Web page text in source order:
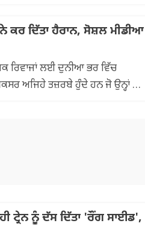
ਕਰ ਦਿੱਤਾ ਹੈਰਾਨ, ਸੋਸ਼ਲ ਮੀਡੀਆ
ਰਿਵਾਜਾਂ ਲਈ ਦੁਨੀਆ ਭਰ ਵਿੱਚ
ਅਜਿਹੇ ਤਜ਼ਰਬੇ ਹੁੰਦੇ ਹਨ ਜੋ ਉਨ੍ਹਾਂ ਦੇ
ਟ੍ਰੇਨ ਨੂੰ ਦੱਸ ਦਿੱਤਾ 'ਰੌਂਗ ਸਾਈਡ',